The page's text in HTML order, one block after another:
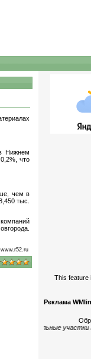
Нижнем
что
чем в
тыс.
www.r52.ru
This feature
Реклама
дома и земельные участкив